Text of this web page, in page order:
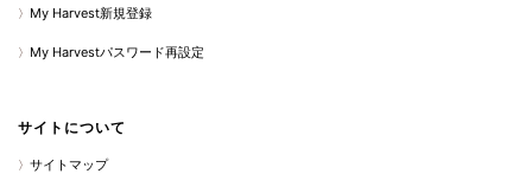
My Harvest新規登録
My Harvestパスワード再設定
サイトについて
サイトマップ